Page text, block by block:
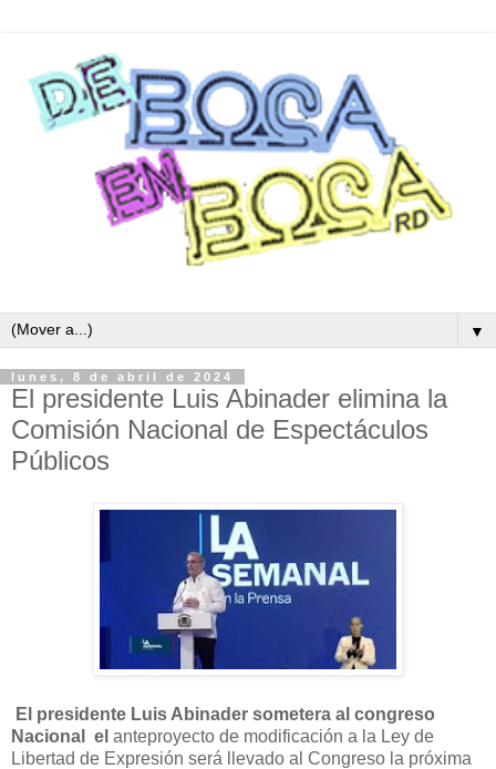
▼
lunes, 8 de abril de 2024
El presidente Luis Abinader elimina la
Comisión Nacional de Espectáculos
Públicos
El presidente Luis Abinader sometera al congreso
Nacional el anteproyecto de modificación a la Ley de
Libertad de Expresión será llevado al Congreso la próxima